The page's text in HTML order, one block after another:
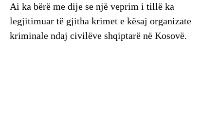
Ai ka bërë me dije se një veprim i tillë ka
legjitimuar të gjitha krimet e kësaj organizate
kriminale ndaj civilëve shqiptarë në Kosovë.